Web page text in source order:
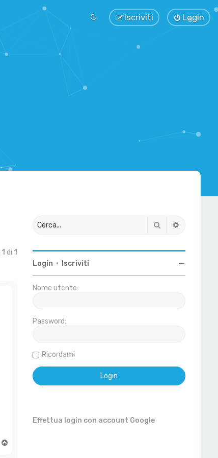
Login
Iscriviti
1 di 1
Cerca
Login • Iscriviti
Nome utente:
Password:
Ricordami
Effettua login con account Google